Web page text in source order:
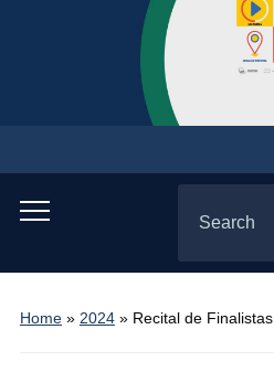
Toggle
menu
for:
Home» 2024» Recital de Finalistas